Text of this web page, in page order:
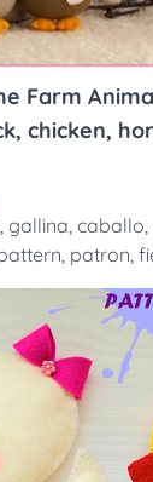
Farm
chicken,
, gallina, caballo,
, patron,